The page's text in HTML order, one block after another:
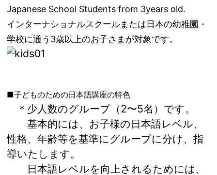
Japanese School Students from 3years old.
インターナショナルスクールまたは日本の幼稚園・
学校に通う3歳以上のお子さまが対象です。
■子どものための日本語講座の特色
＊少人数のグループ（2〜5名）です。
基本的には、お子様の日本語レベル、
性格、年齢等を基準にグループに分け、指
導いたします。
日本語レベルを向上されるためには、